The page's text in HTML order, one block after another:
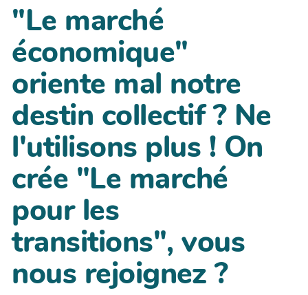
"Le marché
économique"
oriente mal notre
destin collectif ? Ne
l'utilisons plus ! On
crée "Le marché
pour les
transitions", vous
nous rejoignez ?